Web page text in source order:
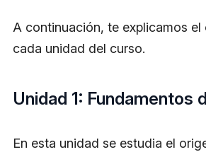
A continuación, te explicamos
cada unidad del curso.
Unidad 1: Fundamentos
En esta unidad se estudia el